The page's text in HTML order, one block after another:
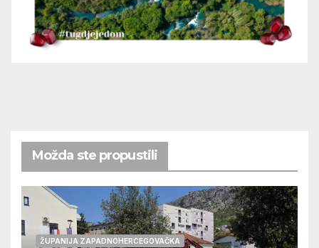
Možda ste propustili
ŽUPANIJA ZAPADNOHERCEGOVAČKA